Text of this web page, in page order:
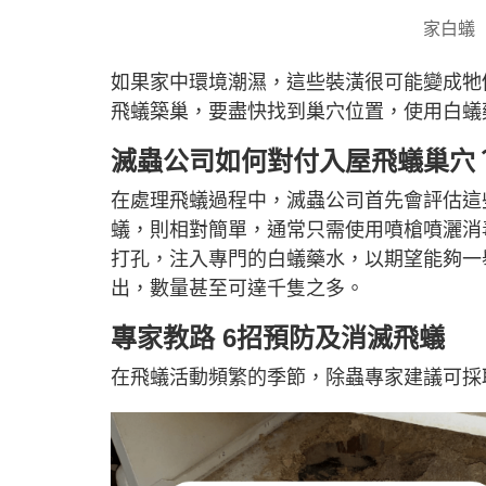
家白蟻
如果家中環境潮濕，這些裝潢很可能變成
飛蟻築巢，要盡快找到巢穴位置，使用白
滅蟲公司如何對付入屋飛蟻巢穴
在處理飛蟻過程中，滅蟲公司首先會評估
蟻，則相對簡單，通常只需使用噴槍噴灑
打孔，注入專門的白蟻藥水，以期望能夠
出，數量甚至可達千隻之多。
專家教路 6招預防及消滅飛蟻
在飛蟻活動頻繁的季節，除蟲專家建議可